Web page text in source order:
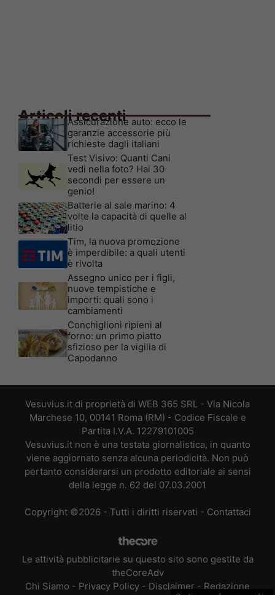
Articoli recenti
Assicurazione auto: ecco le
garanzie accessorie più
richieste dagli italiani
Test Visivo: Quanti Cani
vedi nella foto? Hai 30
secondi per essere un
genio!
Batterie al sale marino: 4
volte la capacità di quelle al
litio
Tim, la nuova promozione
è imperdibile: a quali utenti
è rivolta
Assegno unico per i figli,
nuove tempistiche e
importi: quali sono i
cambiamenti
Conchiglioni ripieni al
forno: un primo piatto
sfizioso per la vigilia di
Capodanno
Vesuvius.it di proprietà di WEB 365 SRL - Via Nicola
Marchese 10, 00141 Roma (RM) - Codice Fiscale e
Partita I.V.A. 12279101005
Vesuvius.it non è una testata giornalistica, in quanto
viene aggiornato senza alcuna periodicità. Non può
pertanto considerarsi un prodotto editoriale ai sensi
della legge n. 62 del 07.03.2001
Copyright ©2026 - Tutti i diritti riservati - Contattaci
Le attività pubblicitarie su questo sito sono gestite da
theCoreAdv
Chi Siamo - Privacy Policy - Disclaimer - Redazione